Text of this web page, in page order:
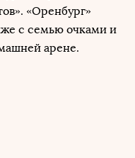
«Оренбург»
с семью очками и
арене.